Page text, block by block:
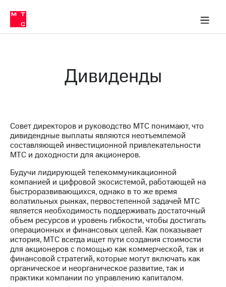
Медиа-центр
и акционерам
Устойчивое развитие
Комплаенс и деловая этика
компании
Карьера
Правовая
информация
Контакты
Медиа-центр
Пресс-
релизы
МТС
о технологиях
Достижения
Интервью
Финансовая
Пресс-
о технологиях
Дивиденды
Совет директоров и руководство МТС понимают, что
дивидендные выплаты являются неотъемлемой
составляющей инвестиционной привлекательности
МТС и доходности для акционеров.
Будучи лидирующей телекоммуникационной
компанией и цифровой экосистемой, работающей на
быстроразвивающихся, однако в то же время
волатильных рынках, первостепенной задачей МТС
является необходимость поддерживать достаточный
объем ресурсов и уровень гибкости, чтобы достигать
операционных и финансовых целей. Как показывает
история, МТС всегда ищет пути создания стоимости
для акционеров с помощью как коммерческой, так и
финансовой стратегий, которые могут включать как
органическое и неорганическое развитие, так и
практики компании по управлению капиталом.